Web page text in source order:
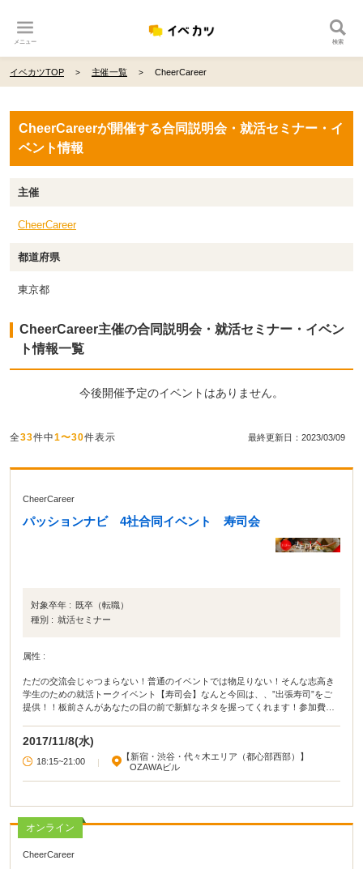
メニュー 検索
イベカツTOP 主催一覧 CheerCareer
CheerCareerが開催する合同説明会・就活セミナー・イ
ベント情報
主催
CheerCareer
都道府県
東京都
CheerCareer主催の合同説明会・就活セミナー・イベン
ト情報一覧
今後開催予定のイベントはありません。
全33件中1〜30件表示 最終更新日：2023/03/09
CheerCareer
パッションナビ 4社合同イベント 寿司会
対象卒年 : 既卒（転職）
種別 : 就活セミナー
属性 :
ただの交流会じゃつまらない！普通のイベントでは物足りない！そんな志高き
学生のための就活トークイベント【寿司会】なんと今回は、、”出張寿司”をご
提供！！板前さんがあなたの目の前で新鮮なネタを握ってくれます！参加費は
や人事が参戦決定！ネット上ではわからない就活に関するリアルで旬なネタと
新鮮なお寿司をお届けします。新鮮なネタを効率よく情報収集できる貴重な機
会。普段は得られない新鮮な体験をお楽しみください！！
2017/11/8(水)
18:15~21:00 |
【新宿・渋谷・代々木エリア（都心部西部）】
OZAWAビル
オンライン
CheerCareer